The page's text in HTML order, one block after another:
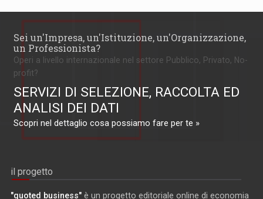
Sei un'Impresa, un'Istituzione, un'Organizzazione,
un Professionista?
Operi a livello internazionale nel settore Pubblico, Privato, No-
profit?
SERVIZI DI SELEZIONE, RACCOLTA ED
ANALISI DEI DATI
Scopri nel dettaglio cosa possiamo fare per te »
il progetto
"quoted business" è un progetto editoriale online di economia